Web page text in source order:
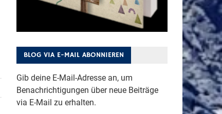
BLOG VIA E-MAIL ABONNIEREN
Gib deine E-Mail-Adresse an, um
Benachrichtigungen über neue Beiträge
via E-Mail zu erhalten.